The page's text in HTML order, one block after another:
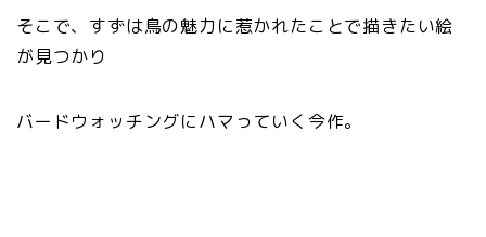
そこで、すずは鳥の魅力に惹かれたことで描きたい絵
が見つかり
バードウォッチングにハマっていく今作。